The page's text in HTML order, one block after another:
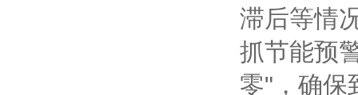
滞后等情
抓节能预
零"，确保